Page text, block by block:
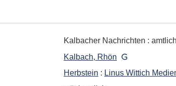
Kalbacher Nachrichten :
Kalbach, Rhön
Herbstein : Linus Wittich